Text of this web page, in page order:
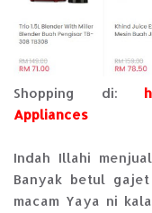
Shopping di:
Appliances
Indah Illahi
Banyak betul
macam Yaya ni